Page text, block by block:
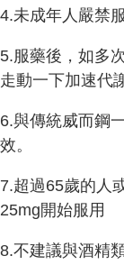
4.未成年人嚴禁
5.服藥後，如多
走動一下加速代
6.與傳統威而鋼
效。
7.超過65歲的人
25mg開始服用
8.不建議與酒精